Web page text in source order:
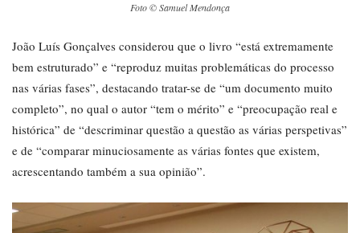
Foto © Samuel Mendonça
João Luís Gonçalves considerou que o livro “está extremamente
bem estruturado” e “reproduz muitas problemáticas do processo
nas várias fases”, destacando tratar-se de “um documento muito
completo”, no qual o autor “tem o mérito” e “preocupação real e
histórica” de “descriminar questão a questão as várias perspetivas”
e de “comparar minuciosamente as várias fontes que existem,
acrescentando também a sua opinião”.